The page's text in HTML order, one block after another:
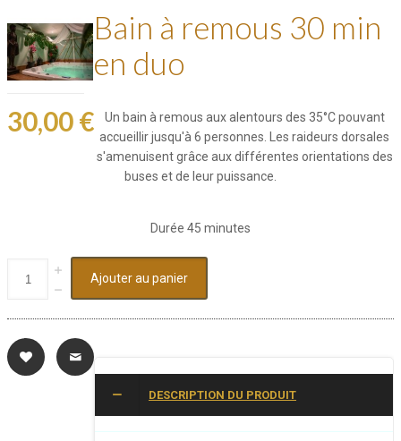
Bain à remous 30 min
en duo
30,00 €
Un bain à remous aux alentours des 35°C pouvant
accueillir jusqu'à 6 personnes. Les raideurs dorsales
s'amenuisent grâce aux différentes orientations des
buses et de leur puissance.
Durée 45 minutes
Ajouter au panier
DESCRIPTION DU PRODUIT